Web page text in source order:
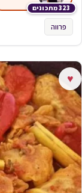
323 מתכונים
פרווה
♥